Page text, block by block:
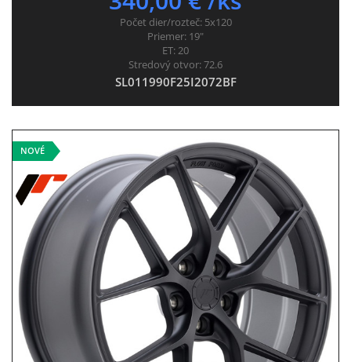
Počet dier/rozteč: 5x120
Priemer: 19"
ET:20
Stredový otvor:72.6
SL011990F25I2072BF
NOVÉ